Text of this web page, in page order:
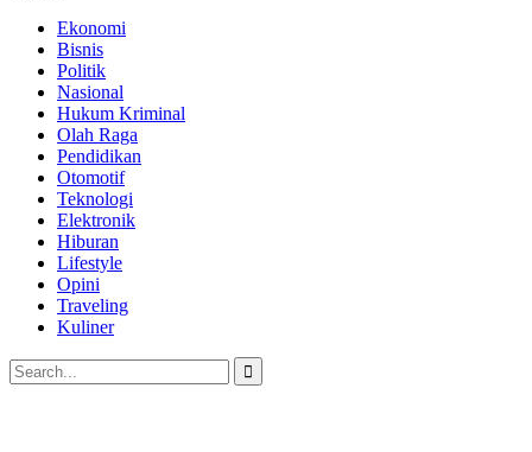
Ekonomi
Bisnis
Politik
Nasional
Hukum Kriminal
Olah Raga
Pendidikan
Otomotif
Teknologi
Elektronik
Hiburan
Lifestyle
Opini
Traveling
Kuliner